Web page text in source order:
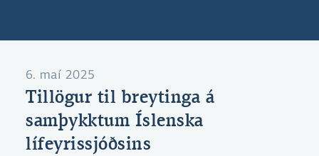
6. maí 2025
Tillögur til breytinga á
samþykktum Íslenska
lífeyrissjóðsins